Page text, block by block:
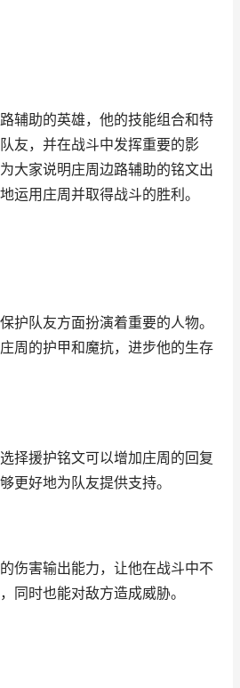
辅助的英雄，他的技能组合和特
友，并在战斗中发挥重要的影
大家说明庄周边路辅助的铭文出
运用庄周并取得战斗的胜利。
护队友方面扮演着重要的人物。
周的护甲和魔抗，进步他的生存
择援护铭文可以增加庄周的回复
更好地为队友提供支持。
伤害输出能力，让他在战斗中不
同时也能对敌方造成威胁。